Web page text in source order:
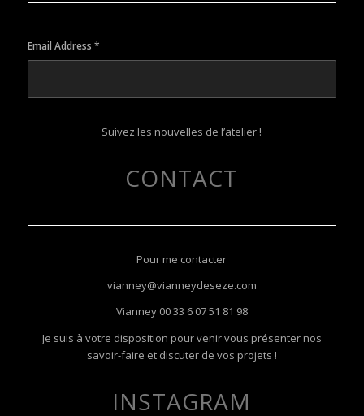
Email Address *
Suivez les nouvelles de l’atelier !
CONTACT
Pour me contacter
vianney@vianneydeseze.com
Vianney 00 33 6 07 51 81 98
Je suis à votre disposition pour venir vous présenter nos
savoir-faire et discuter de vos projets !
INSTAGRAM